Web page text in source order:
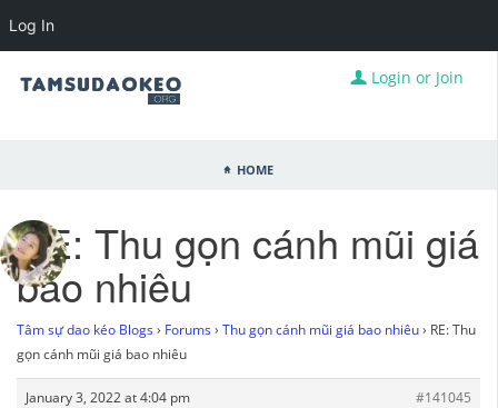
Login or Join
Home
RE: Thu gọn cánh mũi giá
bao nhiêu
Tâm sự dao kéo Blogs › Forums › Thu gọn cánh mũi giá bao nhiêu› RE: Thu
gọn cánh mũi giá bao nhiêu
January 3, 2022 at 4:04 pm
#141045
Log In